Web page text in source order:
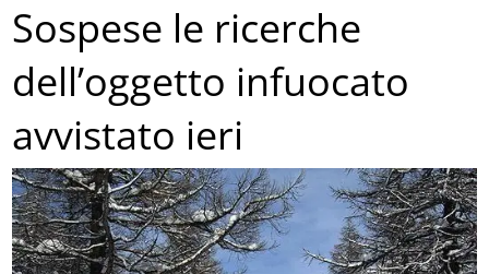
Sospese le ricerche
dell’oggetto infuocato
avvistato ieri